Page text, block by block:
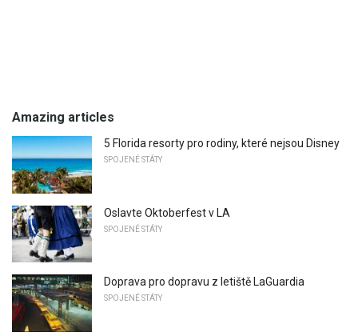
Amazing articles
5 Florida resorty pro rodiny, které nejsou Disney
SPOJENÉ STÁTY
Oslavte Oktoberfest v LA
SPOJENÉ STÁTY
Doprava pro dopravu z letiště LaGuardia
SPOJENÉ STÁTY